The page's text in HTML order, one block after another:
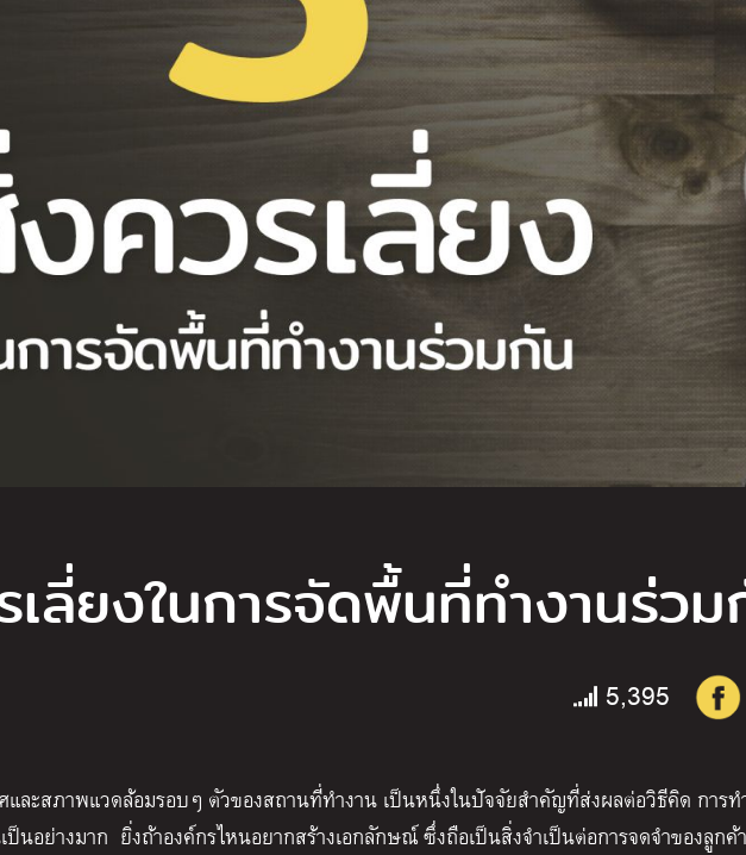
ลี่ยงในการจัดพื้นที่ทำงานร่ว
5,395
และสภาพแวดล้อมรอบๆ ตัวของสถานที่ทำงาน เป็นหนึ่งในปัจจัยสำคัญที่ส่งผลต่อวิธีคิด การท
ป็นอย่างมาก ยิ่งถ้าองค์กรไหนอยากสร้างเอกลักษณ์ ซึ่งถือเป็นสิ่งจำเป็นต่อการจดจำของลูกค้